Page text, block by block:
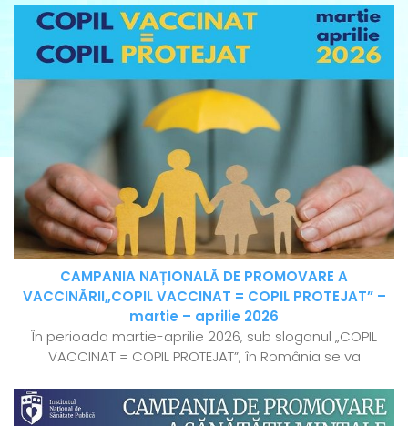
CAMPANIA NAȚIONALĂ DE PROMOVARE A
VACCINĂRII„COPIL VACCINAT = COPIL PROTEJAT” –
martie – aprilie 2026
În perioada martie-aprilie 2026, sub sloganul „COPIL
VACCINAT = COPIL PROTEJAT”, în România se va